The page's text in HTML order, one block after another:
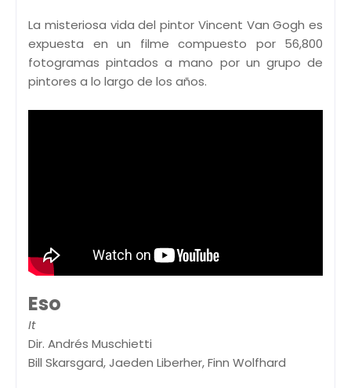
La misteriosa vida del pintor Vincent Van Gogh es
expuesta en un filme compuesto por 56,800
fotogramas pintados a mano por un grupo de
pintores a lo largo de los años.
Eso
It
Dir. Andrés Muschietti
Bill Skarsgard, Jaeden Liberher, Finn Wolfhard